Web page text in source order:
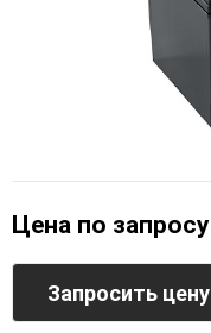
Цена по запросу
Запросить цену